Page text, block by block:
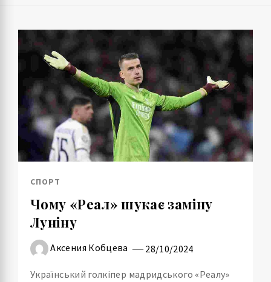
СПОРТ
Чому «Реал» шукає заміну
Луніну
Аксения Кобцева 28/10/2024
Український голкіпер мадридського «Реалу»